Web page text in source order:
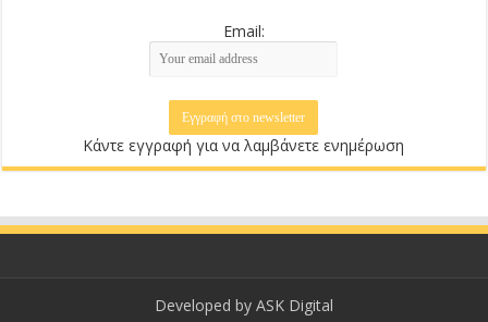
Email:
Κάντε εγγραφή για να λαμβάνετε ενημέρωση
Developed by ASK Digital